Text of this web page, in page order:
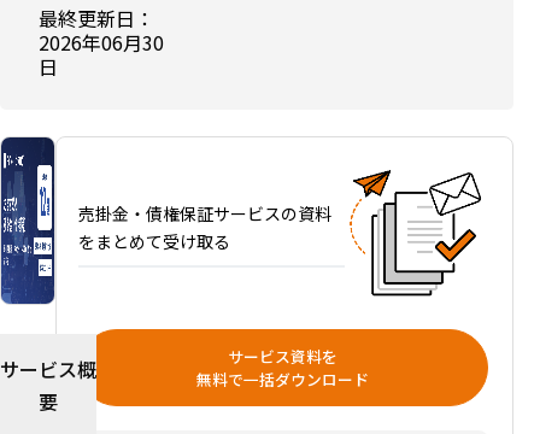
最終更新日：
2026年06月30
日
ビス
比較
料
範
囲・
選び
方と
サービス概
要
売掛金・債権保証サービスの資料
をまとめて受け取る
サービス資料を
無料で一括ダウンロード